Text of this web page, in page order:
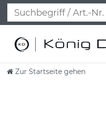
Zur Startseite gehen